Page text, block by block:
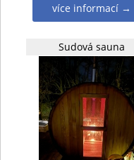
více informací →
Sudová sauna